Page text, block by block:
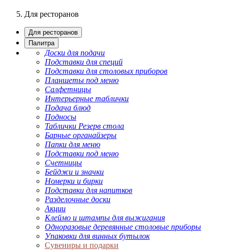
Для ресторанов
Для ресторанов
Палитра
Доски для подачи
Подставки для специй
Подставки для столовых приборов
Планшеты под меню
Салфетницы
Интерьерные таблички
Подача блюд
Подносы
Таблички Резерв стола
Барные органайзеры
Папки для меню
Подставки под меню
Счетницы
Бейджи и значки
Номерки и бирки
Подставки для напитков
Разделочные доски
Акции
Клеймо и штампы для выжигания
Одноразовые деревянные столовые приборы
Упаковки для винных бутылок
Сувениры и подарки